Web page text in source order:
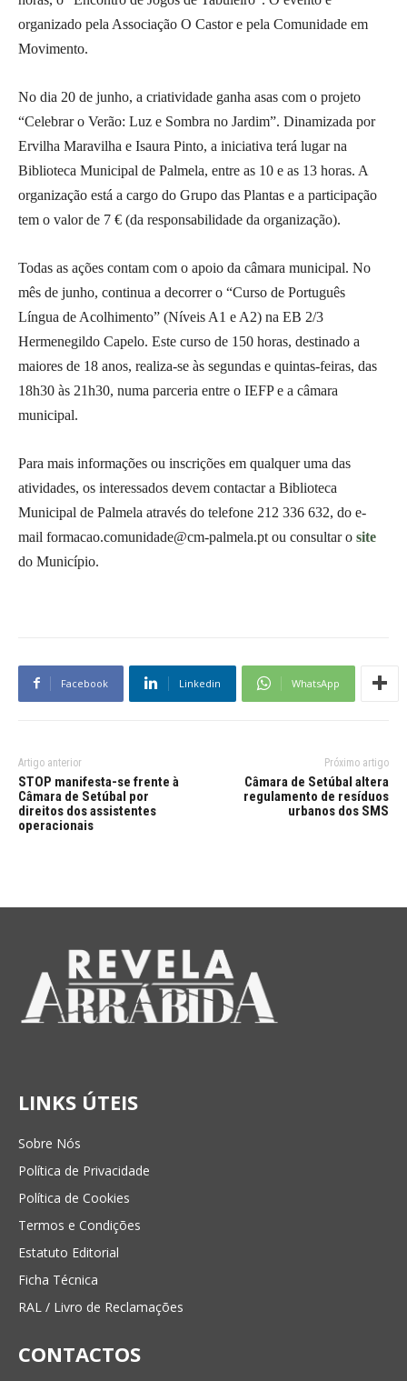
organizado pela Associação O Castor e pela Comunidade em
Movimento.
No dia 20 de junho, a criatividade ganha asas com o projeto
“Celebrar o Verão: Luz e Sombra no Jardim”. Dinamizada por
Ervilha Maravilha e Isaura Pinto, a iniciativa terá lugar na
Biblioteca Municipal de Palmela, entre as 10 e as 13 horas. A
organização está a cargo do Grupo das Plantas e a participação
tem o valor de 7 € (da responsabilidade da organização).
Todas as ações contam com o apoio da câmara municipal. No
mês de junho, continua a decorrer o “Curso de Português
Língua de Acolhimento” (Níveis A1 e A2) na EB 2/3
Hermenegildo Capelo. Este curso de 150 horas, destinado a
maiores de 18 anos, realiza-se às segundas e quintas-feiras, das
18h30 às 21h30, numa parceria entre o IEFP e a câmara
municipal.
Para mais informações ou inscrições em qualquer uma das
atividades, os interessados devem contactar a Biblioteca
Municipal de Palmela através do telefone 212 336 632, do e-
mail formacao.comunidade@cm-palmela.pt ou consultar o site
do Município.
Facebook Linkedin WhatsApp
Artigo anterior
STOP manifesta-se frente à
Câmara de Setúbal por
direitos dos assistentes
operacionais
Próximo artigo
Câmara de Setúbal altera
regulamento de resíduos
urbanos dos SMS
LINKS ÚTEIS
Sobre Nós
Política de Privacidade
Política de Cookies
Termos e Condições
Estatuto Editorial
Ficha Técnica
RAL / Livro de Reclamações
CONTACTOS